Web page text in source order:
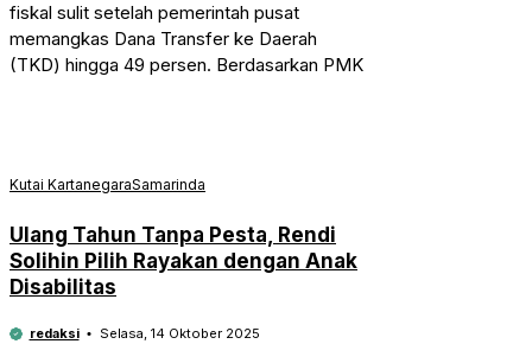
fiskal sulit setelah pemerintah pusat
memangkas Dana Transfer ke Daerah
(TKD) hingga 49 persen. Berdasarkan PMK
Kutai KartanegaraSamarinda
Ulang Tahun Tanpa Pesta, Rendi
Solihin Pilih Rayakan dengan Anak
Disabilitas
redaksi Selasa, 14 Oktober 2025